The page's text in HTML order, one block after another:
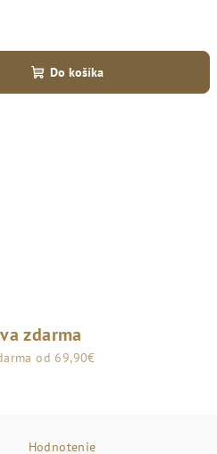
Do košíka
zdarma
od 69,90€
Hodnotenie